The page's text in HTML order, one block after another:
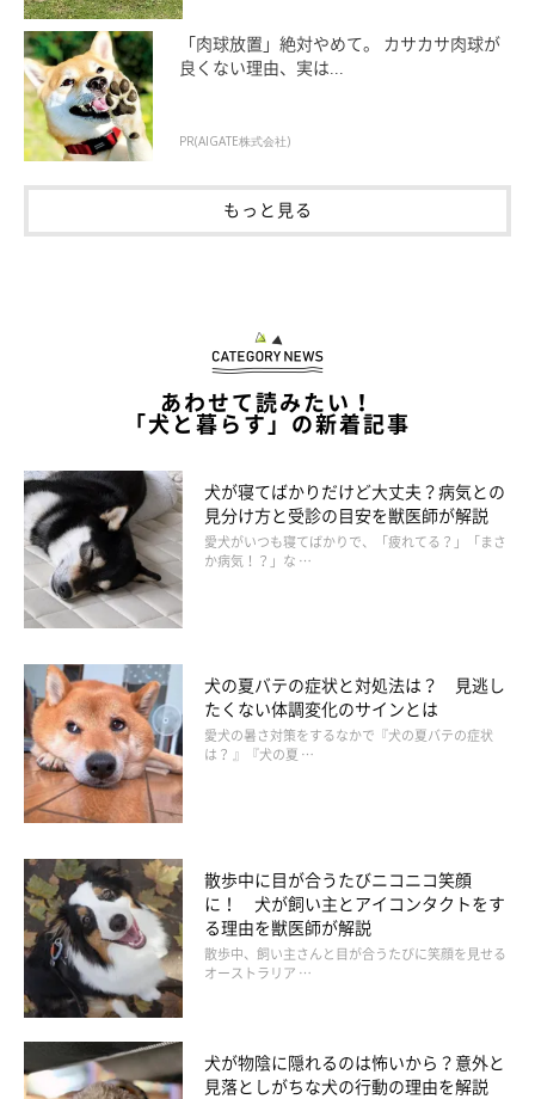
何となく元気がなく寝てばかりいる
食欲がなくなる
そわそわして落ち着かない
気象の影響を受けやすい犬への対処法
「肉球放置」絶対やめて。 カサカサ肉球が
良くない理由、実は...
PR(AIGATE株式会社)
もっと見る
あわせて読みたい！
「犬と暮らす」の新着記事
犬が寝てばかりだけど大丈夫？病気との
見分け方と受診の目安を獣医師が解説
愛犬がいつも寝てばかりで、「疲れてる？」「まさ
か病気！？」な …
犬の夏バテの症状と対処法は？ 見逃し
たくない体調変化のサインとは
愛犬の暑さ対策をするなかで『犬の夏バテの症状
は？ 』『犬の夏 …
散歩中に目が合うたびニコニコ笑顔
に！ 犬が飼い主とアイコンタクトをす
る理由を獣医師が解説
散歩中、飼い主さんと目が合うたびに笑顔を見せる
オーストラリア …
犬が物陰に隠れるのは怖いから？意外と
見落としがちな犬の行動の理由を解説